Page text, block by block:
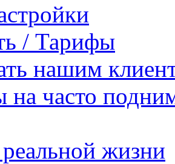
/ Тарифы
нашим
на часто
жизни